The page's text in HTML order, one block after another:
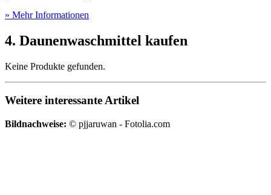
» Mehr Informationen
4. Daunenwaschmittel kaufen
Keine Produkte gefunden.
Weitere interessante Artikel
Bildnachweise: © pjjaruwan - Fotolia.com